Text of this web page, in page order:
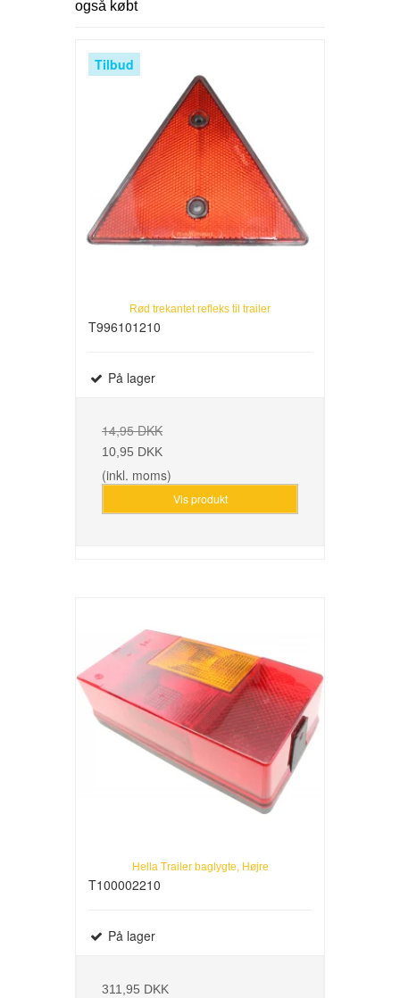
også købt
Tilbud
Rød trekantet refleks til trailer
T996101210
På lager
14,95 DKK
10,95 DKK
(inkl. moms)
Vis produkt
Hella Trailer baglygte, Højre
T100002210
På lager
311,95 DKK